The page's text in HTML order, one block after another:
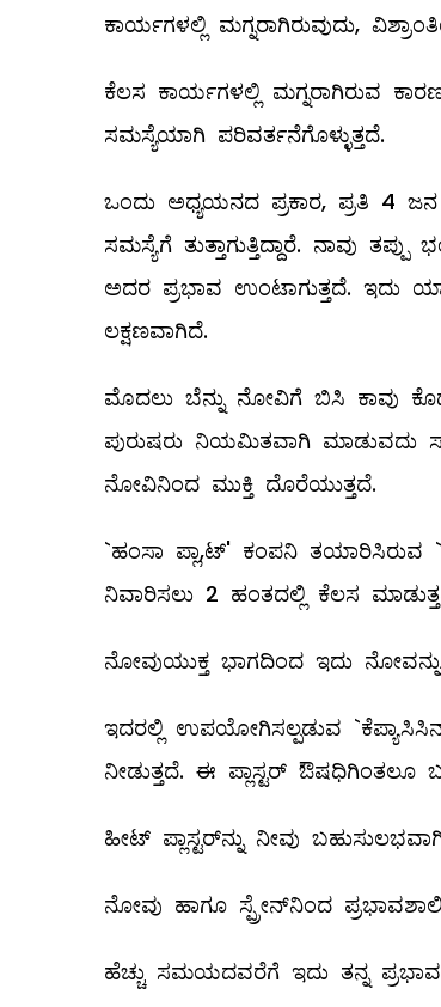
ಕಾರ್ಯಗಳಲ್ಲಿ ಮಗ್ನರಾಗಿರುವುದು,
ಕೆಲಸ ಕಾರ್ಯಗಳಲ್ಲಿ ಮಗ್ನರಾಗಿರುವ
ಸಮಸ್ಯೆಯಾಗಿ ಪರಿವರ್ತನೆಗೊಳ್ಳುತ್ತದೆ.
ಒಂದು ಅಧ್ಯಯನದ ಪ್ರಕಾರ, ಪ್ರತಿ 4
ಸಮಸ್ಯೆಗೆ ತುತ್ತಾಗುತ್ತಿದ್ದಾರೆ. ನಾವು
ಅದರ ಪ್ರಭಾವ ಉಂಟಾಗುತ್ತದೆ. ಇದು
ಲಕ್ಷಣವಾಗಿದೆ.
ಮೊದಲು ಬೆನ್ನು ನೋವಿಗೆ ಬಿಸಿ ಕಾವು
ಪುರುಷರು ನಿಯಮಿತವಾಗಿ ಮಾಡುವದು
ನೋವಿನಿಂದ ಮುಕ್ತಿ ದೊರೆಯುತ್ತದೆ.
`ಹಂಸಾ ಪ್ಲಾ,ಟ್' ಕಂಪನಿ ತಯಾರಿಸಿರುವ
ನಿವಾರಿಸಲು 2 ಹಂತದಲ್ಲಿ ಕೆಲಸ
ನೋವುಯುಕ್ತ ಭಾಗದಿಂದ ಇದು
ಇದರಲ್ಲಿ ಉಪಯೋಗಿಸಲ್ಪಡುವ
ನೀಡುತ್ತದೆ. ಈ ಪ್ಲಾಸ್ಟರ್‌ ಔಷಧಿಗಿಂತಲೂ
ಹೀಟ್‌ ಪ್ಲಾಸ್ಟರ್‌ನ್ನು ನೀವು
ನೋವು ಹಾಗೂ ಸ್ಪ್ರೇನ್‌ನಿಂದ
ಹೆಚ್ಚು ಸಮಯದವರೆಗೆ ಇದು ತನ್ನ ಪ್ರಭಾವ